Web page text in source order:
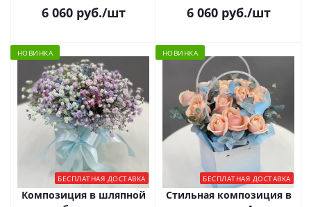
6 060руб./шт 6 060руб./шт
НОВИНКА
БЕСПЛАТНАЯ ДОСТАВКА
Композиция в шляпной
НОВИНКА
БЕСПЛАТНАЯ ДОСТАВКА
Стильная композиция в